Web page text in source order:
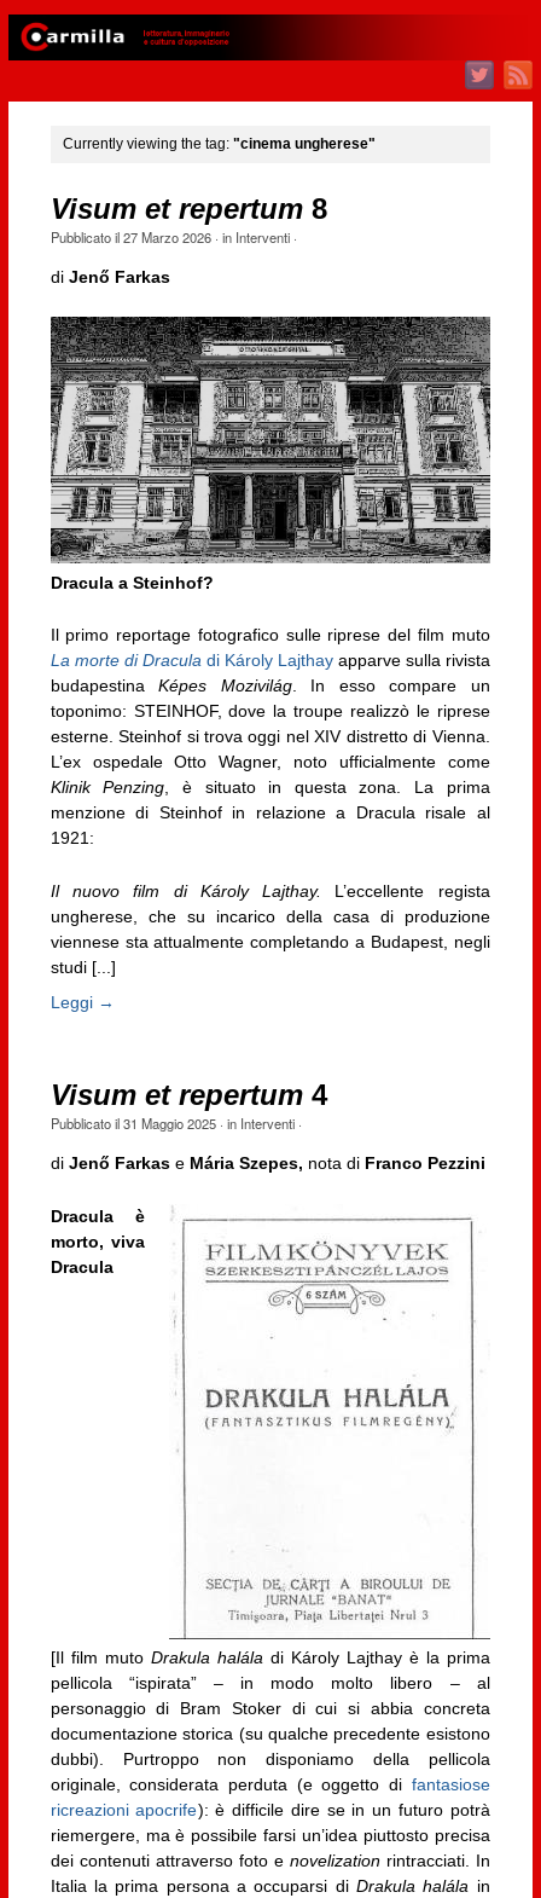
Currently viewing the tag: "cinema ungherese"
Visum et repertum8
Pubblicato il27 Marzo 2026· in Interventi·
di Jenő Farkas
Dracula a Steinhof?
Il primo reportage fotografico sulle riprese del film muto
La morte di Draculadi Károly Lajthayapparve sulla rivista
budapestinaKépes Mozivilág. In esso compare un
toponimo: STEINHOF, dove la troupe realizzò le riprese
esterne. Steinhof si trova oggi nel XIV distretto di Vienna.
L’ex ospedale Otto Wagner, noto ufficialmente come
Klinik Penzing, è situato in questa zona. La prima
menzione di Steinhof in relazione a Dracula risale al
1921:
Il nuovo film di Károly Lajthay.
L’eccellente regista
ungherese, che su incarico della casa di produzione
viennese sta attualmente completando a Budapest, negli
studi [...]
Leggi →
Visum et repertum4
Pubblicato il31 Maggio 2025· in Interventi·
diJenő Farkas e Mária Szepes, nota di Franco Pezzini
Dracula è
morto, viva
Dracula
[Il film muto Drakula haláladi Károly Lajthay è la prima
pellicola “ispirata” – in modo molto libero – al
personaggio di Bram Stoker di cui si abbia concreta
documentazione storica (su qualche precedente esistono
dubbi). Purtroppo non disponiamo della pellicola
originale, considerata perduta (e oggetto di fantasiose
ricreazioni apocrife): è difficile dire se in un futuro potrà
riemergere, ma è possibile farsi un’idea piuttosto precisa
dei contenuti attraverso foto e novelization rintracciati. In
Italia la prima persona a occuparsi diDrakula halála in